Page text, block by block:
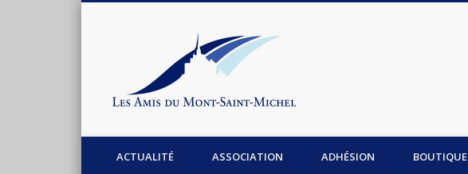
Association les amis du Mont-Saint-Michel
ACTUALITÉ ASSOCIATION ADHÉSION BOUTIQUE